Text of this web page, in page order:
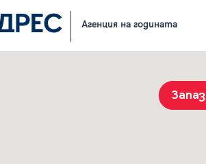
Агенция на годината
Резултати от търсене